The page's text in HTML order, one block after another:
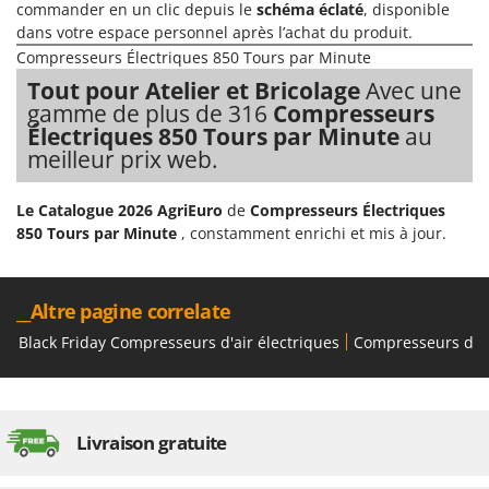
Perches Élagueuses
Pétrins à Spirale
Piscines
Planteuses de pommes de terre pour tracteur
Plateaux de coupe pour tracteur
Plumeuses
Pompes d'irrigation à tracteur
Pompes de transfert
Postes à souder
Poussoirs à saucisse
Pressoirs à fruits
Francini
G
G3 Ferrari
Gardena
Garofalo
GeoTech
GeoTech Pro
Gierre
Ginko - MGM
Gipeco
Girmi
GRAEF
GreenBay
commander en un clic depuis le schéma éclaté, disponible
dans votre espace personnel après l’achat du produit.
Compresseurs Électriques 850 Tours par Minute
Tout pour Atelier et BricolageAvec une
gamme de plus de 316 Compresseurs
Électriques 850 Tours par Minute au
meilleur prix web.
Le Catalogue 2026 AgriEuro de Compresseurs Électriques
850 Tours par Minute , constamment enrichi et mis à jour.
__Altre pagine correlate
Black Friday Compresseurs d'air électriques Compresseurs
Livraison gratuite